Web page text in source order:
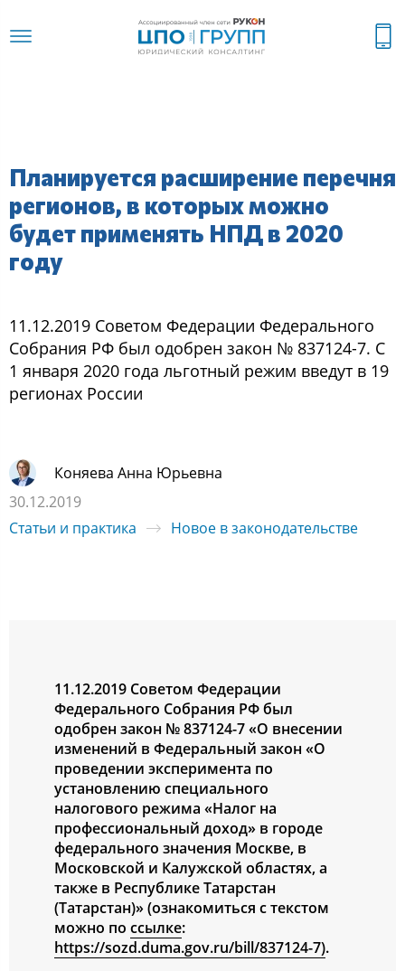
Планируется расширение перечня
регионов, в которых можно
будет применять НПД в 2020
году
11.12.2019 Советом Федерации Федерального
Собрания РФ был одобрен закон № 837124-7. С
1 января 2020 года льготный режим введут в 19
регионах России
Коняева Анна Юрьевна
30.12.2019
Статьи и практика
Новое в законодательстве
11.12.2019 Советом Федерации
Федерального Собрания РФ был
одобрен закон № 837124-7 «О внесении
изменений в Федеральный закон «О
проведении эксперимента по
установлению специального
налогового режима «Налог на
профессиональный доход» в городе
федерального значения Москве, в
Московской и Калужской областях, а
также в Республике Татарстан
(Татарстан)» (ознакомиться с текстом
можно по ссылке:
https://sozd.duma.gov.ru/bill/837124-7).